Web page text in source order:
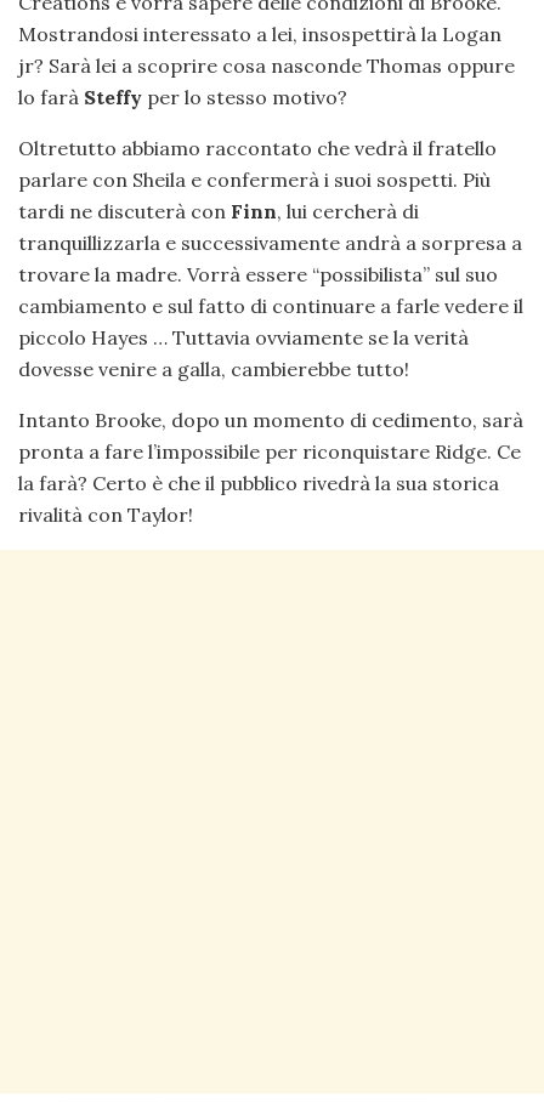
Mostrandosi interessato a lei, insospettirà la Logan
jr? Sarà lei a scoprire cosa nasconde Thomas oppure
lo farà Steffy per lo stesso motivo?
Oltretutto abbiamo raccontato che vedrà il fratello
parlare con Sheila e confermerà i suoi sospetti. Più
tardi ne discuterà con Finn, lui cercherà di
tranquillizzarla e successivamente andrà a sorpresa a
trovare la madre. Vorrà essere “possibilista” sul suo
cambiamento e sul fatto di continuare a farle vedere il
piccolo Hayes … Tuttavia ovviamente se la verità
dovesse venire a galla, cambierebbe tutto!
Intanto Brooke, dopo un momento di cedimento, sarà
pronta a fare l’impossibile per riconquistare Ridge. Ce
la farà? Certo è che il pubblico rivedrà la sua storica
rivalità con Taylor!